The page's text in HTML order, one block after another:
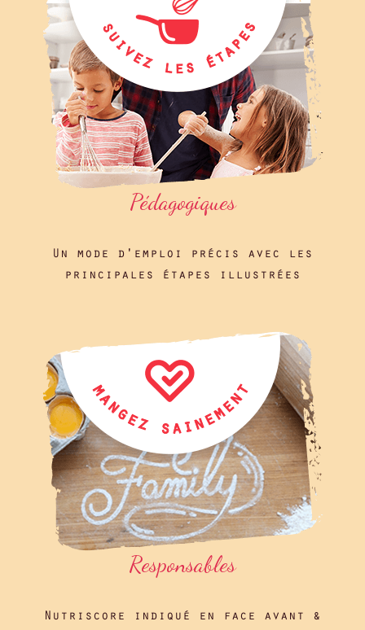
Pédagogiques
Un mode d'emploi précis avec les
principales étapes illustrées
Responsables
Nutriscore indiqué en face avant &